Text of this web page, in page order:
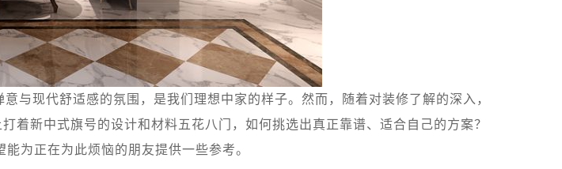
与现代舒适感的氛围，是我们理想中家的样子。然而，随着对装修了解的深入，
着新中式旗号的设计和材料五花八门，如何挑选出真正靠谱、适合自己的方案？
为正在为此烦恼的朋友提供一些参考。